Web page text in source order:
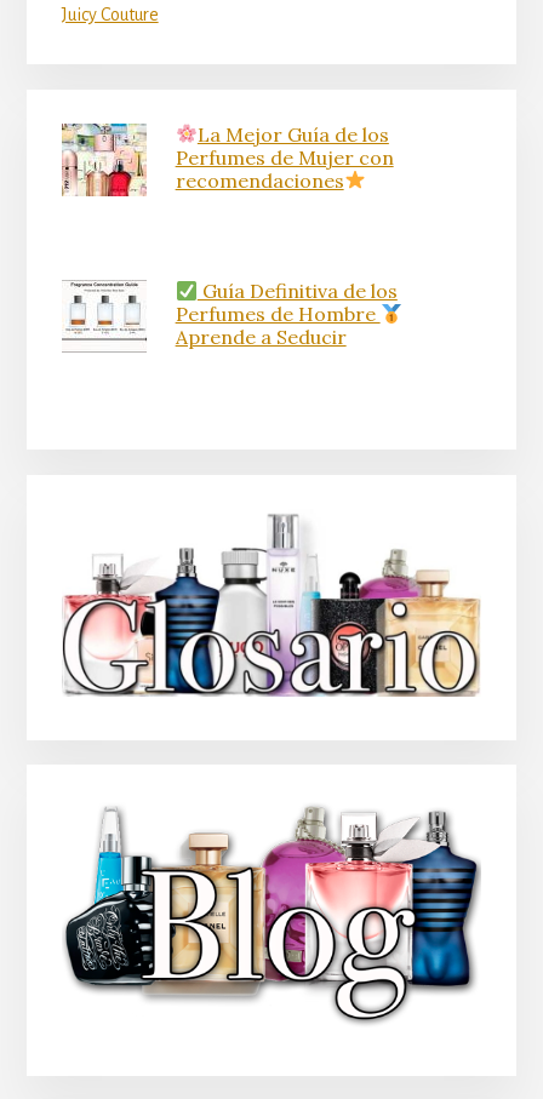
Juicy Couture
La Mejor Guía de los
Perfumes de Mujer con
recomendaciones
Guía Definitiva de los
Perfumes de Hombre
Aprende a Seducir